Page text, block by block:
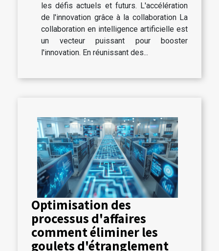
les défis actuels et futurs. L'accélération
de l'innovation grâce à la collaboration La
collaboration en intelligence artificielle est
un vecteur puissant pour booster
l'innovation. En réunissant des...
Optimisation des
processus d'affaires
comment éliminer les
goulets d'étranglement